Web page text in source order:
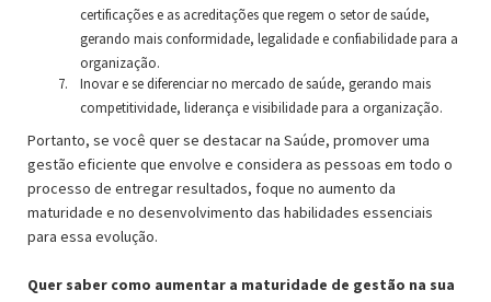
certificações e as acreditações que regem o setor de saúde,
gerando mais conformidade, legalidade e confiabilidade para a
organização.
Inovar e se diferenciar no mercado de saúde, gerando mais
competitividade, liderança e visibilidade para a organização.
Portanto, se você quer se destacar na Saúde, promover uma
gestão eficiente que envolve e considera as pessoas em todo o
processo de entregar resultados, foque no aumento da
maturidade e no desenvolvimento das habilidades essenciais
para essa evolução.
Quer saber como aumentar a maturidade de gestão na sua